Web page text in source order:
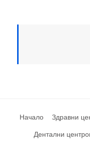
Начало Здравни
Дентални